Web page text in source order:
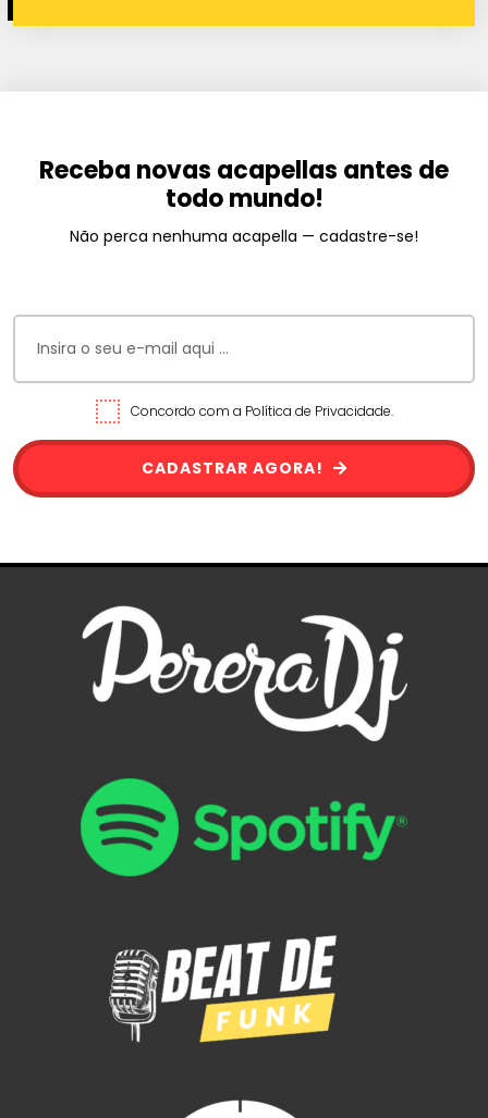
Receba novas acapellas antes de
todo mundo!
Não perca nenhuma acapella — cadastre-se!
Concordo com a Política de Privacidade.
CADASTRAR AGORA!